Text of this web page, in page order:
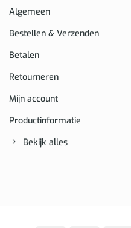
Algemeen
Bestellen & Verzenden
Betalen
Retourneren
Mijn account
Productinformatie
Bekijk alles